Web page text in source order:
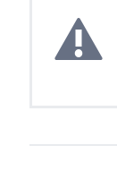
System